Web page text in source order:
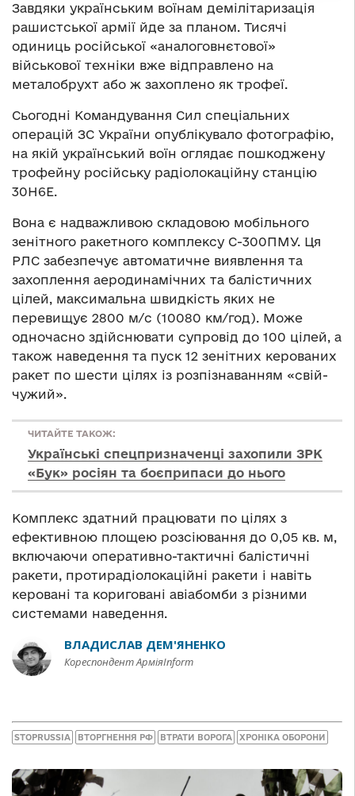
Завдяки українським воїнам демілітаризація
рашистської армії йде за планом. Тисячі
одиниць російської «аналоговнєтової»
військової техніки вже відправлено на
металобрухт або ж захоплено як трофеї.
Сьогодні Командування Сил спеціальних
операцій ЗС України опублікувало фотографію,
на якій український воїн оглядає пошкоджену
трофейну російську радіолокаційну станцію
30Н6Е.
Вона є надважливою складовою мобільного
зенітного ракетного комплексу С-300ПМУ. Ця
РЛС забезпечує автоматичне виявлення та
захоплення аеродинамічних та балістичних
цілей, максимальна швидкість яких не
перевищує 2800 м/с (10080 км/год). Може
одночасно здійснювати супровід до 100 цілей, а
також наведення та пуск 12 зенітних керованих
ракет по шести цілях із розпізнаванням «свій-
чужий».
ЧИТАЙТЕ ТАКОЖ:
Українські спецпризначенці захопили ЗРК
«Бук» росіян та боєприпаси до нього
Комплекс здатний працювати по цілях з
ефективною площею розсіювання до 0,05 кв. м,
включаючи оперативно-тактичні балістичні
ракети, протирадіолокаційні ракети і навіть
керовані та кориговані авіабомби з різними
системами наведення.
ВЛАДИСЛАВ ДЕМ'ЯНЕНКО
Кореспондент АрміяInform
STOPRUSSIA ВТОРГНЕННЯ РФ ВТРАТИ ВОРОГА ХРОНІКА ОБОРОНИ